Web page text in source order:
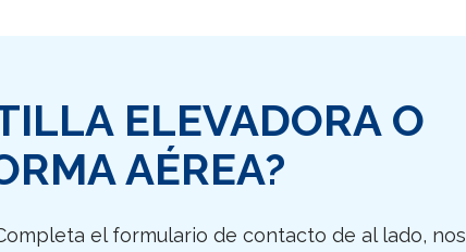
ELEVADORA O
AÉREA?
el formulario de contacto de al lado, nos